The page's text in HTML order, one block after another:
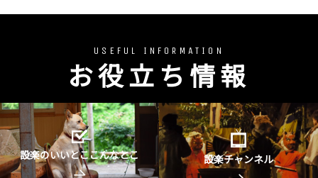
USEFUL INFORMATION
お役立ち情報
設楽のいいとここんなとこ 設楽チャンネル